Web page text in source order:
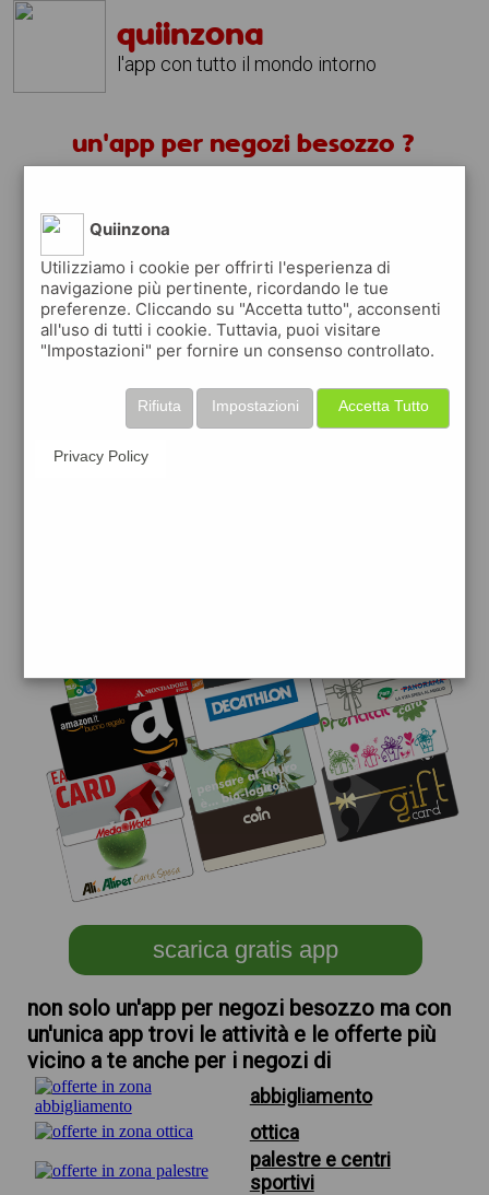
quiinzona
l'app con tutto il mondo intorno
un'app per negozi besozzo ?
quiinzona è una app
gratuita per trovare
negozi
ed approfittare dicoupon e buoni sconti
quiinzonati premiaogni volta che la usi
raccogli punti da convertire inbuoni sconto
o gift cardper fare la spesa, fare
scarica gratis app
non solo un'app per negozi besozzo ma con
un'unica app trovi le attività e le offerte più
vicino a te anche per i negozi di
abbigliamento
ottica
palestre e centri
sportivi
Quiinzona
Utilizziamo i cookie per offrirti l'esperienza di
navigazione più pertinente, ricordando le tue
preferenze. Cliccando su "Accetta tutto", acconsenti
all'uso di tutti i cookie. Tuttavia, puoi visitare
"Impostazioni" per fornire un consenso controllato.
Accetta Tutto
Impostazioni
Rifiuta
Privacy Policy